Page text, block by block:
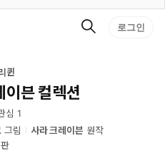
검
로그인
퀸
이븐 컬렉션
심 1
그림 사라 크레이븐 원작